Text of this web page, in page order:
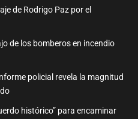
de Rodrigo Paz por el
de los bomberos en incendio
policial revela la magnitud
histórico” para encaminar